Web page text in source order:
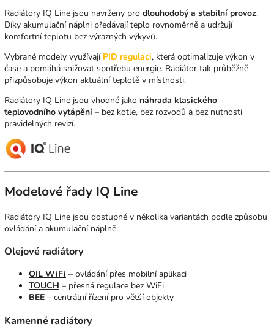
Radiátory IQ Line jsou navrženy pro dlouhodobý a stabilní provoz.
Díky akumulační náplni předávají teplo rovnoměrně a udržují
komfortní teplotu bez výrazných výkyvů.
Vybrané modely využívají PID regulaci, která optimalizuje výkon v
čase a pomáhá snižovat spotřebu energie. Radiátor tak průběžně
přizpůsobuje výkon aktuální teplotě v místnosti.
Radiátory IQ Line jsou vhodné jako náhrada klasického
teplovodního vytápění – bez kotle, bez rozvodů a bez nutnosti
pravidelných revizí.
Modelové řady IQ Line
Radiátory IQ Line jsou dostupné v několika variantách podle způsobu
ovládání a akumulační náplně.
Olejové radiátory
OIL WiFi – ovládání přes mobilní aplikaci
TOUCH – přesná regulace bez WiFi
BEE – centrální řízení pro větší objekty
Kamenné radiátory